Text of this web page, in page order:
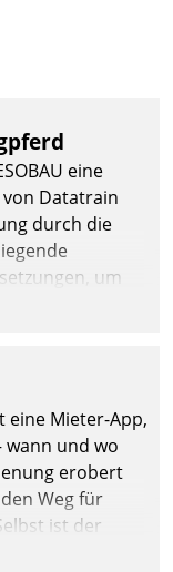
eine
Datatrain
durch die
um
und weitere
eine Mieter-App,
und wo
erobert
Weg für
ist der